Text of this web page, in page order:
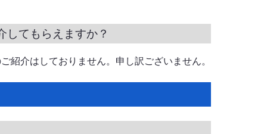
してもらえますか？
紹介はしておりません。申し訳ございません。